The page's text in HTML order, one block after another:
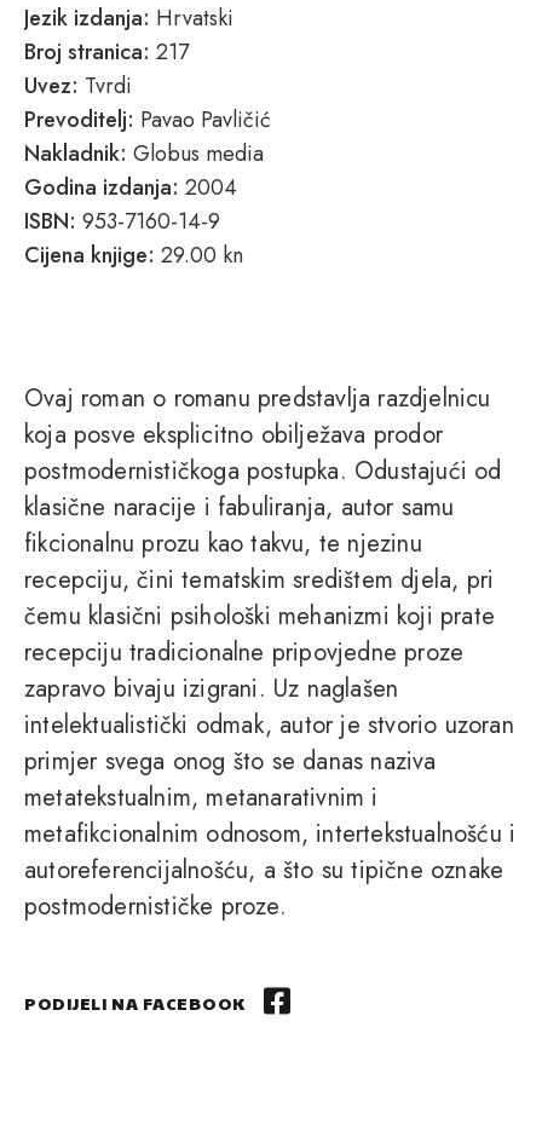
Jezik izdanja: Hrvatski
Broj stranica: 217
Uvez: Tvrdi
Prevoditelj: Pavao Pavličić
Nakladnik: Globus media
Godina izdanja: 2004
ISBN: 953-7160-14-9
Cijena knjige: 29.00 kn
Ovaj roman o romanu predstavlja razdjelnicu
koja posve eksplicitno obilježava prodor
postmodernističkoga postupka. Odustajući od
klasične naracije i fabuliranja, autor samu
fikcionalnu prozu kao takvu, te njezinu
recepciju, čini tematskim središtem djela, pri
čemu klasični psihološki mehanizmi koji prate
recepciju tradicionalne pripovjedne proze
zapravo bivaju izigrani. Uz naglašen
intelektualistički odmak, autor je stvorio uzoran
primjer svega onog što se danas naziva
metatekstualnim, metanarativnim i
metafikcionalnim odnosom, intertekstualnošću i
autoreferencijalnošću, a što su tipične oznake
postmodernističke proze.
PODIJELI NA FACEBOOK